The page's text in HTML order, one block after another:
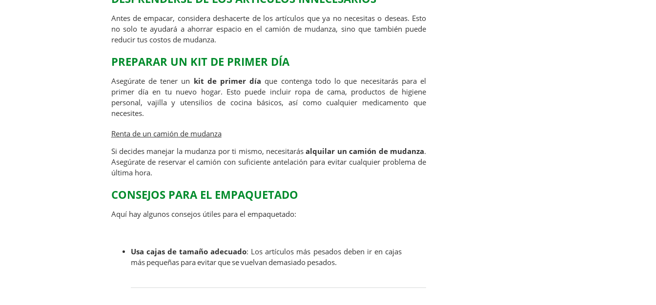
Antes de empacar, considera deshacerte de los artículos que ya no necesitas o deseas. Esto
no solo te ayudará a ahorrar espacio en el camión de mudanza, sino que también puede
reducir tus costos de mudanza.
PREPARAR UN KIT DE PRIMER DÍA
Asegúrate de tener un kit de primer día que contenga todo lo que necesitarás para el
primer día en tu nuevo hogar. Esto puede incluir ropa de cama, productos de higiene
personal, vajilla y utensilios de cocina básicos, así como cualquier medicamento que
necesites.
Renta de un camión de mudanza
Si decides manejar la mudanza por ti mismo, necesitarásalquilar un camión de mudanza.
Asegúrate de reservar el camión con suficiente antelación para evitar cualquier problema de
última hora.
CONSEJOS PARA EL EMPAQUETADO
Aquí hay algunos consejos útiles para el empaquetado:
Usa cajas de tamaño adecuado: Los artículos más pesados deben ir en cajas
más pequeñas para evitar que se vuelvan demasiado pesados.